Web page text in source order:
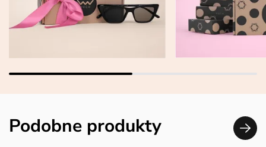
Podobne produkty